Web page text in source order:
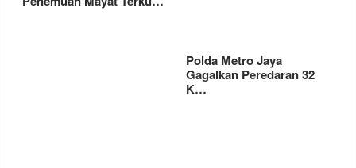
Polda Metro Jaya
Gagalkan Peredaran 32
K…